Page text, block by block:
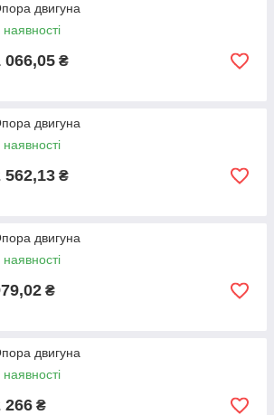
двигуна
наявності
066,05 ₴
двигуна
наявності
562,13 ₴
двигуна
наявності
₴
двигуна
наявності
266 ₴